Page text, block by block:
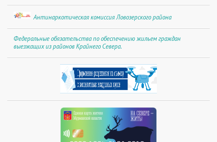
Антинаркотическая комиссия Ловозерского района
Федеральные обязательства по обеспечению жильем граждан
выезжащих из районов Крайнего Севера.